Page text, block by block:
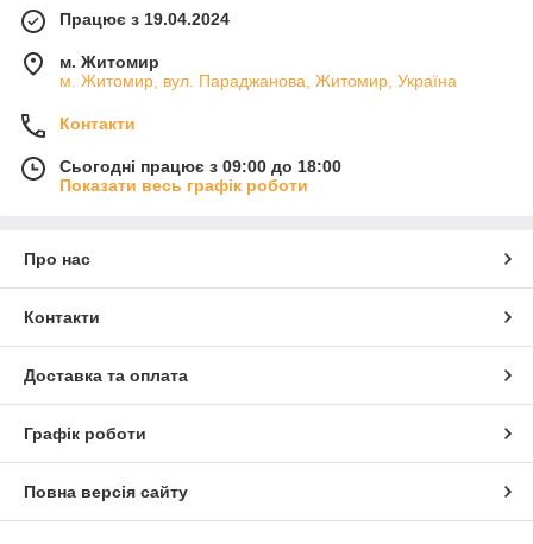
Працює з 19.04.2024
м. Житомир
м. Житомир, вул. Параджанова, Житомир, Україна
Контакти
Сьогодні працює з 09:00 до 18:00
Показати весь графік роботи
Про нас
Контакти
Доставка та оплата
Графік роботи
Повна версія сайту